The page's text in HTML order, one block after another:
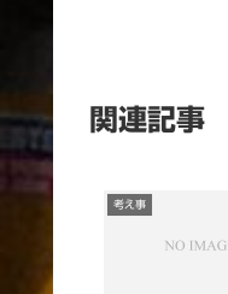
関連記事
考え事